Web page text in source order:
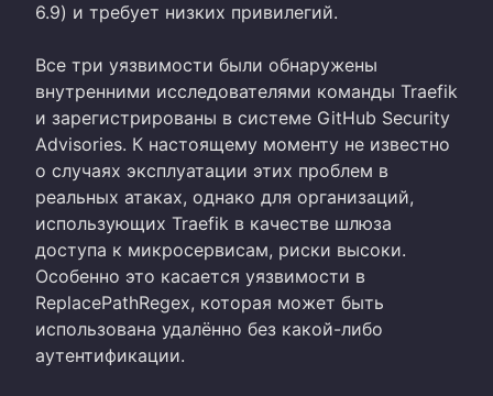
6.9) и требует низких привилегий.
Все три уязвимости были обнаружены
внутренними исследователями команды Traefik
и зарегистрированы в системе GitHub Security
Advisories. К настоящему моменту не известно
о случаях эксплуатации этих проблем в
реальных атаках, однако для организаций,
использующих Traefik в качестве шлюза
доступа к микросервисам, риски высоки.
Особенно это касается уязвимости в
ReplacePathRegex, которая может быть
использована удалённо без какой-либо
аутентификации.